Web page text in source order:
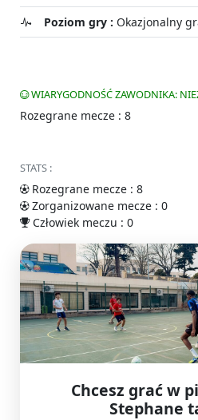
Poziom gry : Okazjonalny
WIARYGODNOŚĆ ZAWODNIKA:
Rozegrane mecze : 8
STATS :
Rozegrane mecze : 8
Zorganizowane mecze : 0
Człowiek meczu : 0
Chcesz grać w
Stephane